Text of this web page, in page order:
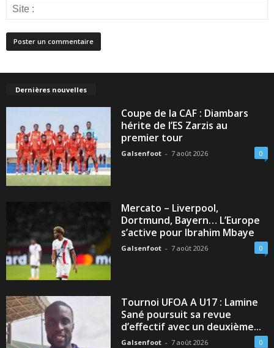
Dernières nouvelles
Coupe de la CAF : Diambars
hérite de l’ES Zarzis au
premier tour
Galsenfoot - 7 août 2026 0
Mercato – Liverpool,
Dortmund, Bayern… L’Europe
s’active pour Ibrahim Mbaye
Galsenfoot - 7 août 2026 0
Tournoi UFOA A U17 : Lamine
Sané poursuit sa revue
d’effectif avec un deuxième...
Galsenfoot - 7 août 2026 0